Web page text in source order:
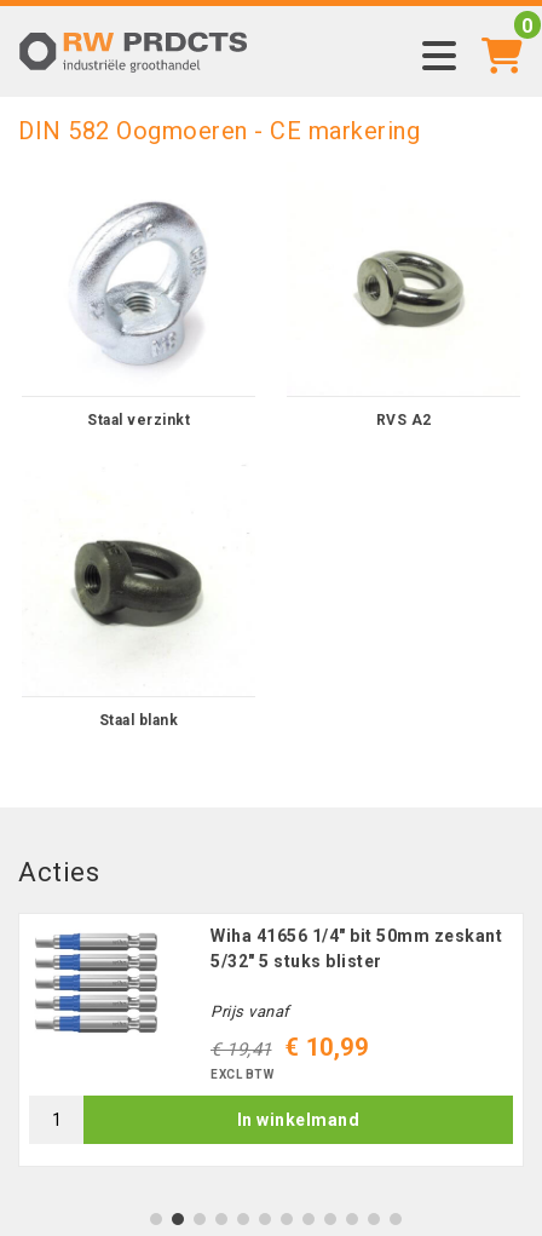
0
DIN 582 Oogmoeren - CE markering
Staal verzinkt RVS A2
Staal blank
Acties
Wiha 41656 1/4" bit 50mm zeskant
5/32" 5 stuks blister
Prijs vanaf
€ 19,41 € 10,99
EXCL BTW
In winkelmand
1 2 3 4 5 6 7 8 9 10 11 12